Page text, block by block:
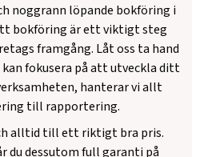
noggrann löpande bokföring i
bokföring är ett viktigt steg
framgång. Låt oss ta hand
fokusera på att utveckla ditt
hanterar vi allt
till rapportering.
alltid till ett riktigt bra pris.
du dessutom full garanti på